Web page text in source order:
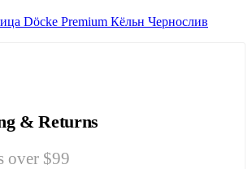
Döcke Premium Кёльн Чернослив
& Returns
over $99